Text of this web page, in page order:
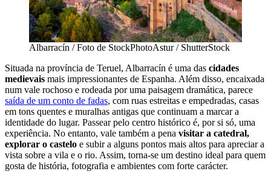
Albarracín / Foto de StockPhotoAstur / ShutterStock
Situada na província de Teruel, Albarracín é uma das cidades
medievais mais impressionantes de Espanha. Além disso, encaixada
num vale rochoso e rodeada por uma paisagem dramática, parece
saída de um conto de fadas, com ruas estreitas e empedradas, casas
em tons quentes e muralhas antigas que continuam a marcar a
identidade do lugar. Passear pelo centro histórico é, por si só, uma
experiência. No entanto, vale também a pena visitar a catedral,
explorar o castelo e subir a alguns pontos mais altos para apreciar a
vista sobre a vila e o rio. Assim, torna-se um destino ideal para quem
gosta de história, fotografia e ambientes com forte carácter.